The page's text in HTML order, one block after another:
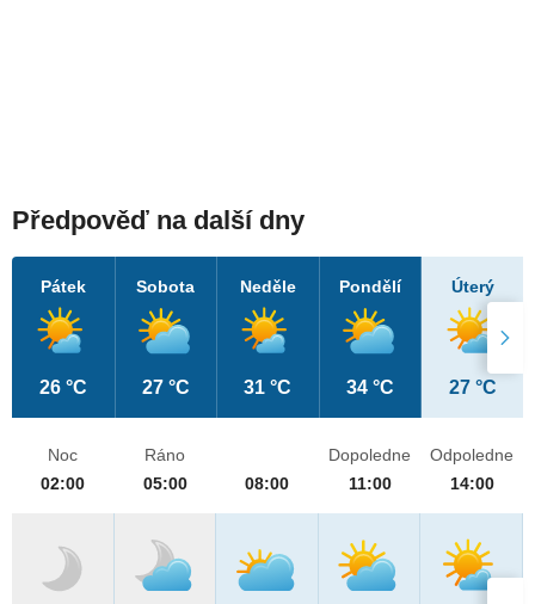
Předpověď na další dny
Pátek
26 °C
Sobota
27 °C
Neděle
31 °C
Pondělí
34 °C
Úterý
27 °C
Noc
02:00
Ráno
05:00
08:00
Dopoledne
11:00
Odpoledne
14:00